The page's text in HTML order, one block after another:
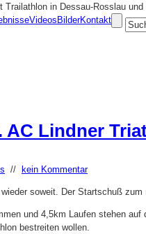
Trailathlon in Dessau-Rosslau und
Videos BilderKontakt
AC Lindner
// kein Kommentar
soweit. Der Startschuß zum
und 4,5km Laufen stehen
bestreiten wollen.